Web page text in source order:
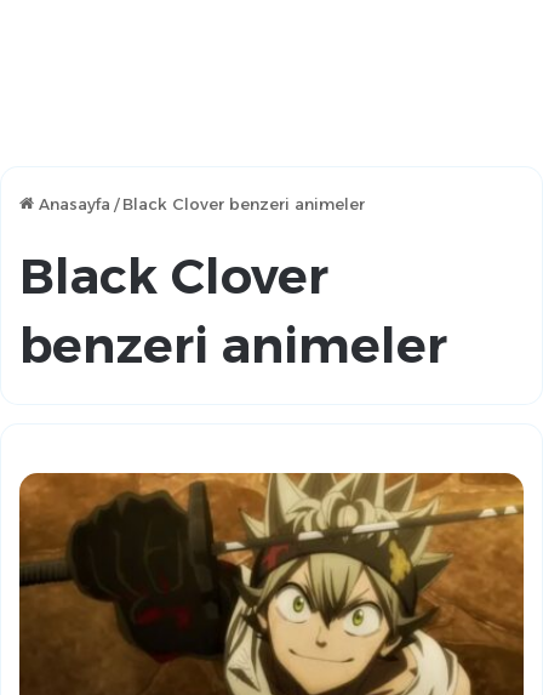
Anasayfa / Black Clover benzeri animeler
Black Clover
benzeri animeler